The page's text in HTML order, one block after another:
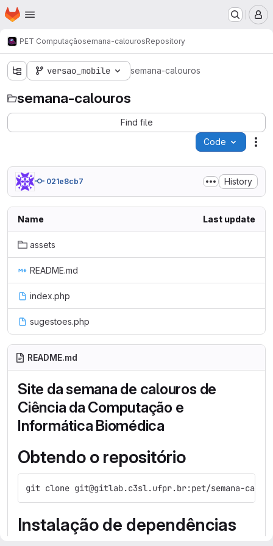
Skip to main content
Homepage
PET Computaçãosemana-calourosRepository
versao_mobile semana-calouros
semana-calouros
Find file
Code
021e8cb7 History
Name Last update
assets
README.md
index.php
sugestoes.php
README.md
Site da semana de calouros de
Ciência da Computação e
Informática Biomédica
Obtendo o repositório
git clone git@gitlab.c3sl.ufpr.br:pet/semana-
Instalação de dependências